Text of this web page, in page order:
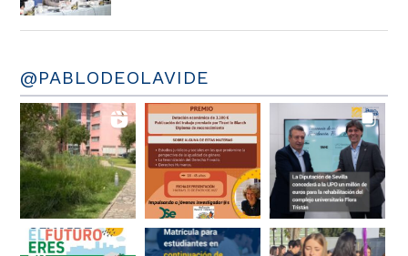
@PABLODEOLAVIDE